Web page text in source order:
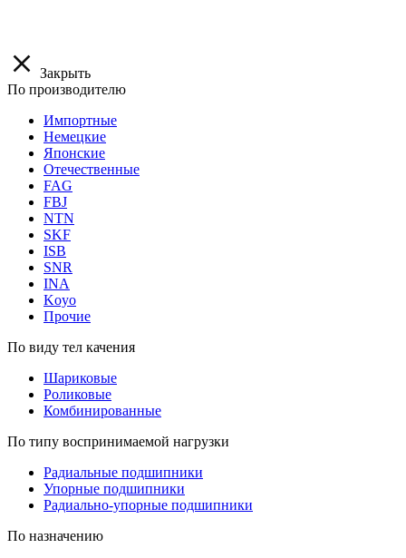
Закрыть
По производителю
Импортные
Немецкие
Японские
Отечественные
FAG
FBJ
NTN
SKF
ISB
SNR
INA
Koyo
Прочие
По виду тел качения
Шариковые
Роликовые
Комбинированные
По типу воспринимаемой нагрузки
Радиальные подшипники
Упорные подшипники
Радиально-упорные подшипники
По назначению